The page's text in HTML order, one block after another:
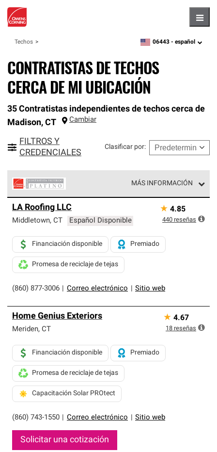
Techos zipcode,language
06443 - español
CONTRATISTAS DE TECHOS
CERCA DE MI UBICACIÓN
35 Contratistas independientes de techos cerca de
Madison, CT Cambiar
FILTROS Y
CREDENCIALES
Clasificar por:
MÁS INFORMACIÓN
Corning constituyen el nivel superior de nuestra red
exclusiva y cumplen con estándares estrictos de
Solo ellos pueden ofrecer nuestra mejor garantía de
sistemas de techos.
LA Roofing LLC
Middletown, CT Español Disponible
(860) 877-3006 Correo electrónico Sitio web
Financiación disponible Premiado
Promesa de reciclaje de tejas
★ 4.85
440 reseñas
Home Genius Exteriors
Meriden, CT
(860) 743-1550 Correo electrónico Sitio web
Financiación disponible Premiado
Promesa de reciclaje de tejas
Capacitación Solar PROtect
Solicitar una cotización
★ 4.67
18 reseñas